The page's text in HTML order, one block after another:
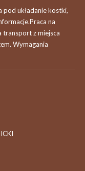
pod układanie kostki,
na
transport z miejsca
Wymagania